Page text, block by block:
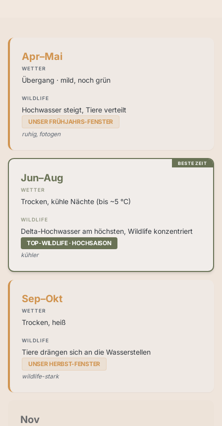
Apr–Mai
WETTER
Übergang · mild, noch grün
WILDLIFE
Hochwasser steigt, Tiere verteilt
UNSER FRÜHJAHRS-FENSTER
ruhig, fotogen
BESTE ZEIT
Jun–Aug
WETTER
Trocken, kühle Nächte (bis ~5 °C)
WILDLIFE
Delta-Hochwasser am höchsten, Wildlife konzentriert
TOP-WILDLIFE · HOCHSAISON
kühler
Sep–Okt
WETTER
Trocken, heiß
WILDLIFE
Tiere drängen sich an die Wasserstellen
UNSER HERBST-FENSTER
wildlife-stark
Nov